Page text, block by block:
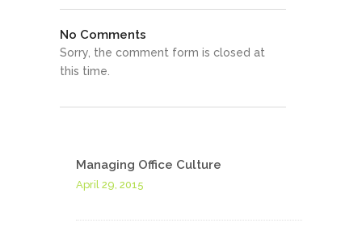
No Comments
Sorry, the comment form is closed at
this time.
Managing Office Culture
April 29, 2015